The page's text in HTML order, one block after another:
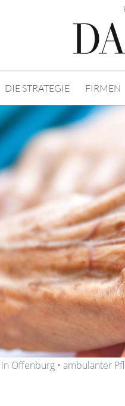
DIE STRATEGIE FIRMEN
Offenburg • ambulanter